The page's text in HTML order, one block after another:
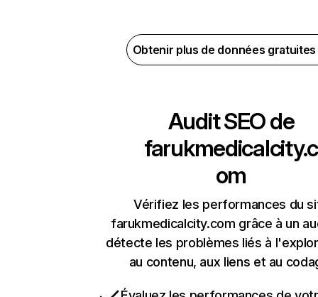
Obtenir plus de données
Audit SEO de
farukmedicalcity.c
om
Vérifiez les performances du
farukmedicalcity.com grâce à un
détecte les problèmes liés à
au contenu, aux liens et au